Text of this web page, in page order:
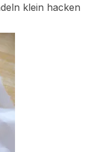
klein hacken